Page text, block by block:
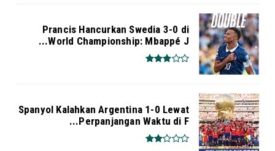
Prancis Hancurkan Swedia 3-0 di
World Championship: Mbappé J...
Spanyol Kalahkan Argentina 1-0 Lewat
Perpanjangan Waktu di F...